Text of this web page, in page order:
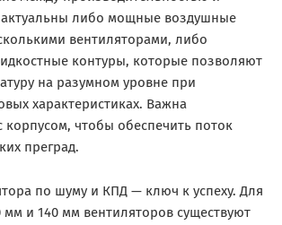
либо мощные воздушные
вентиляторами, либо
контуры, которые позволяют
на разумном уровне при
характеристиках. Важна
корпусом, чтобы обеспечить поток
преград.
по шуму и КПД — ключ к успеху. Для
мм и 140 мм вентиляторов существуют